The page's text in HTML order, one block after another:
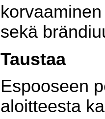
sekä
Taustaa
Espooseen
aloitteesta